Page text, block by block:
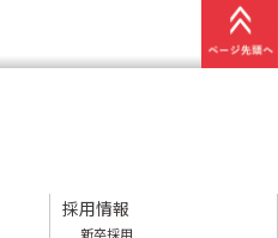
採用情報
新卒採用